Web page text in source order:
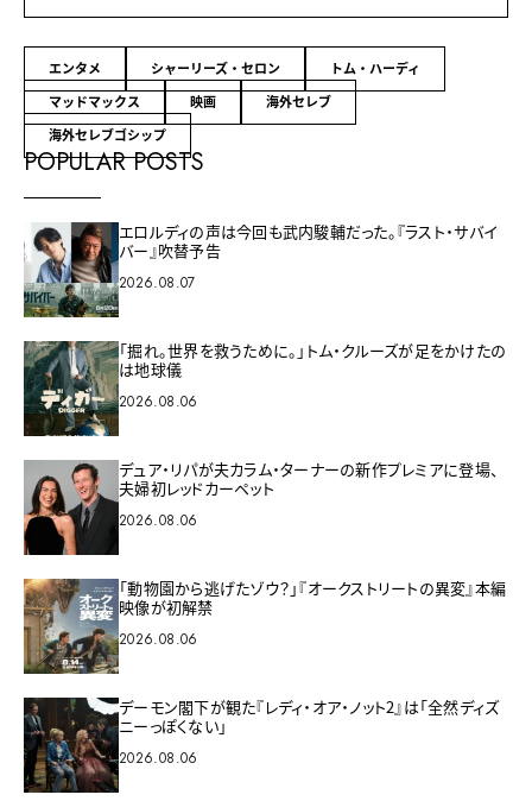
エンタメ シャーリーズ・セロン
トム・ハーディ
マッドマックス
映画
海外セレブ
海外セレブゴシップ
POPULAR POSTS
エロルディの声は今回も武内駿輔だった。『ラスト・サバイ
バー』吹替予告
2026.08.07
「掘れ。世界を救うために。」トム・クルーズが足をかけたの
は地球儀
2026.08.06
デュア・リパが夫カラム・ターナーの新作プレミアに登場、
夫婦初レッドカーペット
2026.08.06
「動物園から逃げたゾウ？」『オークストリートの異変』本編
映像が初解禁
2026.08.06
デーモン閣下が観た『レディ・オア・ノット2』は「全然ディズ
ニーっぽくない」
2026.08.06